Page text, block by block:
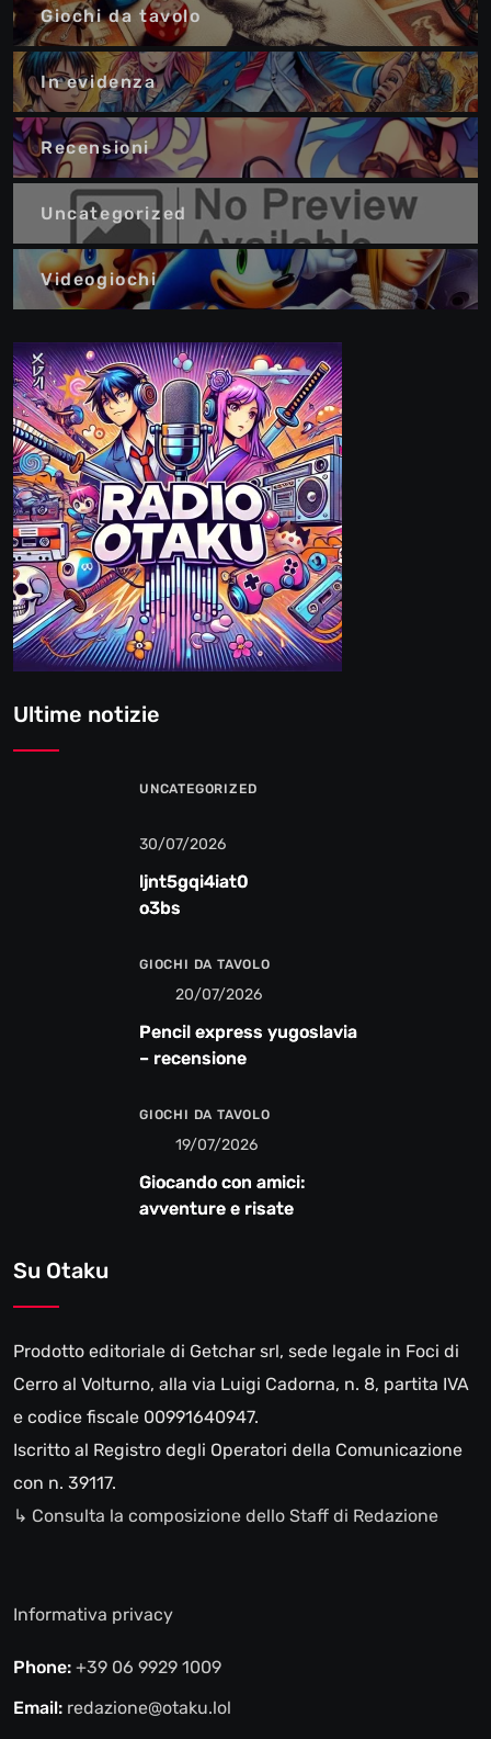
Giochi da tavolo
In evidenza
Recensioni
Uncategorized
Videogiochi
Ultime notizie
UNCATEGORIZED
30/07/2026
ljnt5gqi4iat0
o3bs
GIOCHI DA TAVOLO
20/07/2026
Pencil express yugoslavia
– recensione
GIOCHI DA TAVOLO
19/07/2026
Giocando con amici:
avventure e risate
Su Otaku
Prodotto editoriale di Getchar srl, sede legale in Foci di
Cerro al Volturno, alla via Luigi Cadorna, n. 8, partita IVA
e codice fiscale 00991640947.
Iscritto al Registro degli Operatori della Comunicazione
con n. 39117.
↳ Consulta la composizione dello Staff di Redazione
Informativa privacy
Phone: +39 06 9929 1009
Email: redazione@otaku.lol